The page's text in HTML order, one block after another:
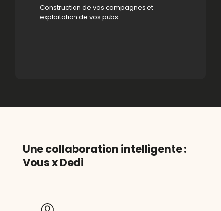
Construction de vos campagnes et
exploitation de vos pubs
Une collaboration intelligente :
Vous x Dedi